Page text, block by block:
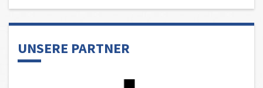
UNSERE PARTNER